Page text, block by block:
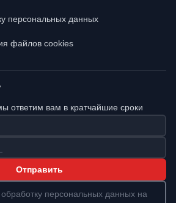
персональных данных
файлов cookies
ответим вам в кратчайшие сроки
Отправить
персональных данных на